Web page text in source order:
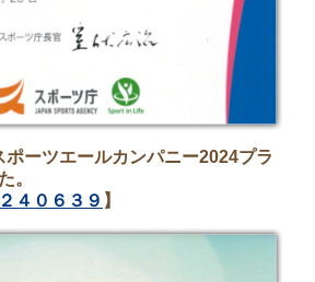
ーツエールカンパニー2024プラ
。
４０６３９ 】